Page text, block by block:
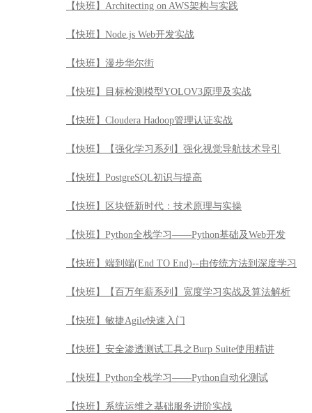
【快班】Architecting on AWS架构与实践
【快班】Node.js Web开发实战
【快班】漫步华尔街
【快班】目标检测模型YOLOV3原理及实战
【快班】Cloudera Hadoop管理认证实战
【快班】【强化学习系列】强化视觉导航技术导引
【快班】PostgreSQL初识与提高
【快班】区块链新时代：技术原理与实操
【快班】Python全栈学习——Python基础及Web开发
【快班】端到端(End TO End)--由传统方法到深度学习
【快班】【百万年薪系列】宽度学习实战及算法解析
【快班】敏捷Agile快速入门
【快班】安全渗透测试工具之Burp Suite使用精讲
【快班】Python全栈学习——Python自动化测试
【快班】系统运维之基础服务进阶实战